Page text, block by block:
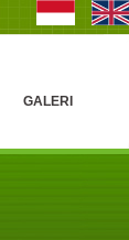
GALERI